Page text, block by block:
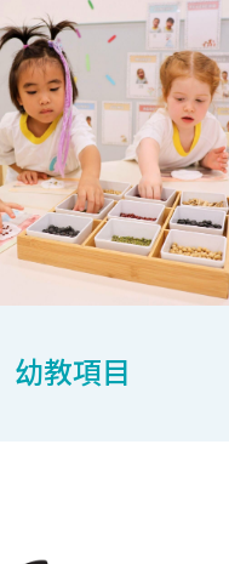
幼教項目